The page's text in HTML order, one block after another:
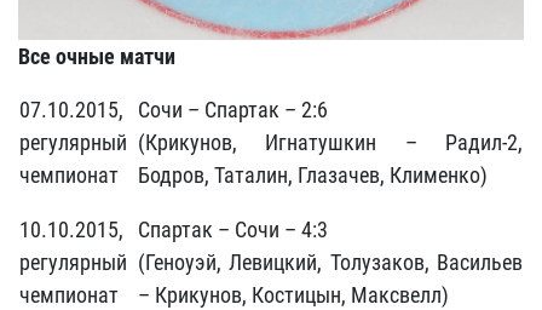
Все очные матчи
07.10.2015,
регулярный
чемпионат
Сочи – Спартак – 2:6
(Крикунов, Игнатушкин – Радил-2,
Бодров, Таталин, Глазачев, Клименко)
10.10.2015,
регулярный
чемпионат
Спартак – Сочи – 4:3
(Геноуэй, Левицкий, Толузаков, Васильев
– Крикунов, Костицын, Максвелл)